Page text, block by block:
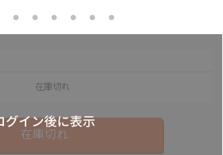
在庫切れ
在庫切れ